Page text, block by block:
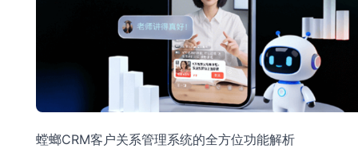
螳螂CRM客户关系管理系统的全方位功能解析